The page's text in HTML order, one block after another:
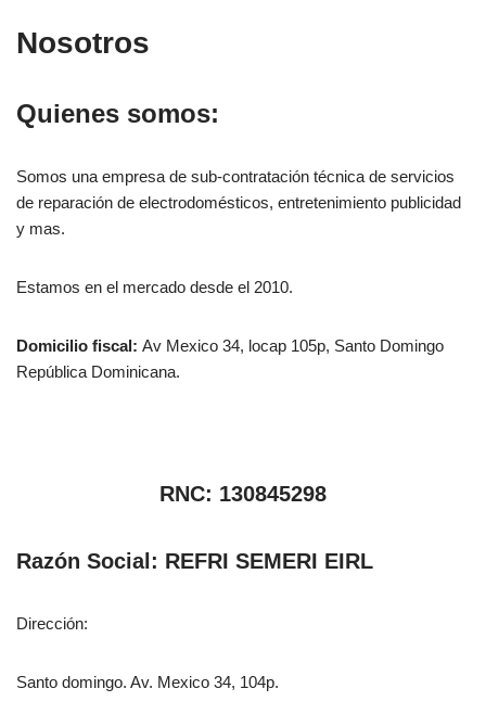
Nosotros
Quienes somos:
Somos una empresa de sub-contratación técnica de servicios
de reparación de electrodomésticos, entretenimiento publicidad
y mas.
Estamos en el mercado desde el 2010.
Domicilio fiscal: Av Mexico 34, locap 105p, Santo Domingo
República Dominicana.
RNC: 130845298
Razón Social: REFRI SEMERI EIRL
Dirección:
Santo domingo. Av. Mexico 34, 104p.